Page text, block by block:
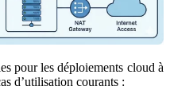
pour les déploiements cloud à
d’utilisation courants :